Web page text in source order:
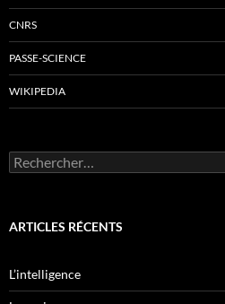
CNRS
PASSE-SCIENCE
WIKIPEDIA
Rechercher :
ARTICLES RÉCENTS
L’intelligence